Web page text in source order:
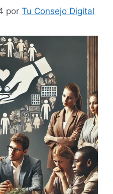
por Tu Consejo Digital